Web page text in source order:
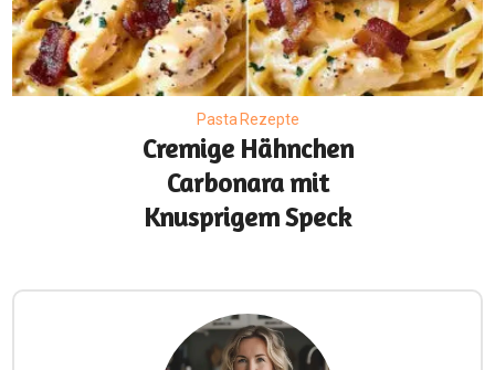
Pasta Rezepte
Cremige Hähnchen
Carbonara mit
Knusprigem Speck